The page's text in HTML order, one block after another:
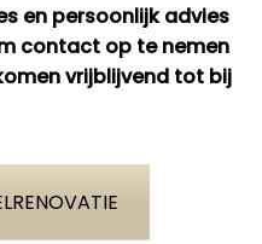
en persoonlijk advies
contact op te nemen
vrijblijvend tot bij